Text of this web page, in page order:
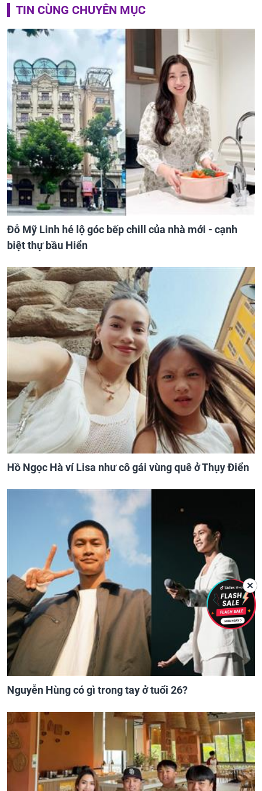
TIN CÙNG CHUYÊN MỤC
Đỗ Mỹ Linh hé lộ góc bếp chill của nhà mới - cạnh
biệt thự bầu Hiển
Hồ Ngọc Hà ví Lisa như cô gái vùng quê ở Thụy Điển
Nguyễn Hùng có gì trong tay ở tuổi 26?
✕